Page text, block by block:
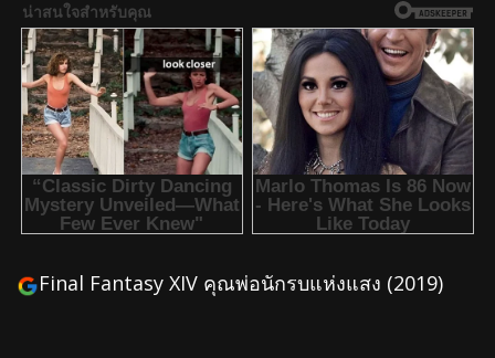
Final Fantasy XIV คุณพ่อนักรบแห่งแสง (2019)